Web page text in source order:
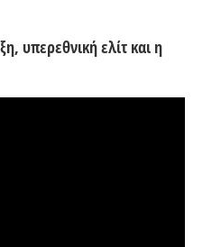
υπερεθνική ελίτ και η